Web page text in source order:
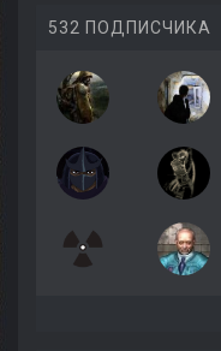
532 ПОДПИСЧИКА